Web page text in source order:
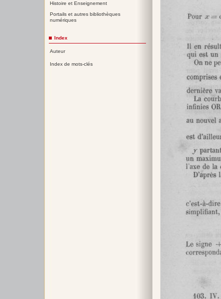
Histoire et Enseignement
Portails et autres bibliothèques
numériques
Index
Auteur
Index de mots-clés